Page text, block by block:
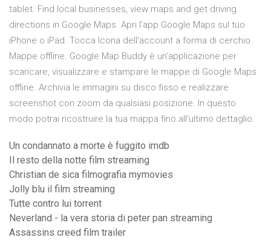
tablet. Find local businesses, view maps and get driving
directions in Google Maps. Apri l'app Google Maps sul tuo
iPhone o iPad. Tocca Icona dell'account a forma di cerchio
Mappe offline. Google Map Buddy è un’applicazione per
scaricare, visualizzare e stampare le mappe di Google Maps
offline. Archivia le immagini su disco fisso e realizzare
screenshot con zoom da qualsiasi posizione. In questo
modo potrai ricostruire la tua mappa fino all’ultimo dettaglio.
Un condannato a morte è fuggito imdb
Il resto della notte film streaming
Christian de sica filmografia mymovies
Jolly blu il film streaming
Tutte contro lui torrent
Neverland - la vera storia di peter pan streaming
Assassins creed film trailer